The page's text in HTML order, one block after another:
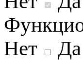
Нет
Да